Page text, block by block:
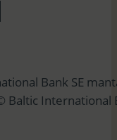
Bank SE
Baltic International